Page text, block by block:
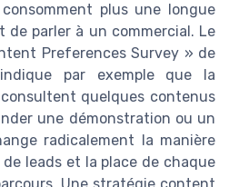
plus une longue
de parler à un commercial. Le
Preferences Survey » de
par exemple que la
quelques contenus
une démonstration ou un
radicalement la manière
leads et la place de chaque